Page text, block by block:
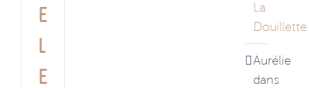
e
l
e
La
Douillette
Aurélie
dans